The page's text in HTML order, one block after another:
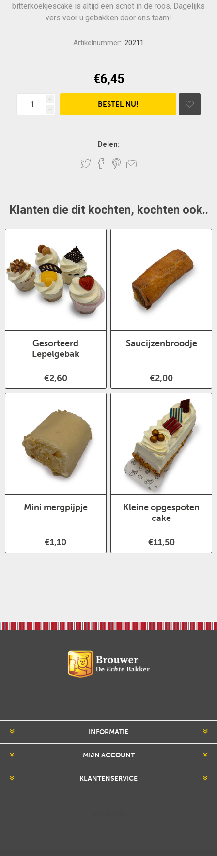
bitterkoekjescake is altijd een schot in de roos. Dagelijks
vers voor u gebakken door ons team!
Artikelnummer:: 20211
€6,45
i
h
Delen:
Klanten die dit kochten, kochten ook..
Gesorteerd
Lepelgebak
€2,60
Saucijzenbroodje
€2,00
Mini mergpijpje
€1,10
Kleine opgespoten
cake
€11,50
INFORMATIE
MIJN ACCOUNT
KLANTENSERVICE